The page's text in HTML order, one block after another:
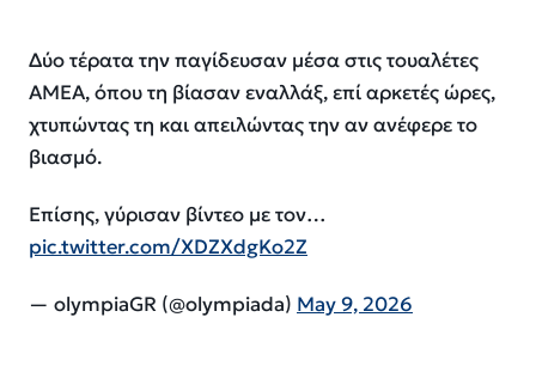
Δύο τέρατα την παγίδευσαν μέσα στις τουαλέτες
ΑΜΕΑ, όπου τη βίασαν εναλλάξ, επί αρκετές ώρες,
χτυπώντας τη και απειλώντας την αν ανέφερε το
βιασμό.
Επίσης, γύρισαν βίντεο με τον…
pic.twitter.com/XDZXdgKo2Z
— olympiaGR (@olympiada) May 9, 2026